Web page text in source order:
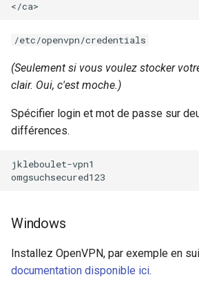
/etc/openvpn/credentials
(Seulement si vous voulez stocker
clair. Oui, c'est moche.)
Spécifier login et mot de passe sur
différences.
jkleboulet-vpn1
Windows
Installez OpenVPN, par exemple en
documentation disponible ici.